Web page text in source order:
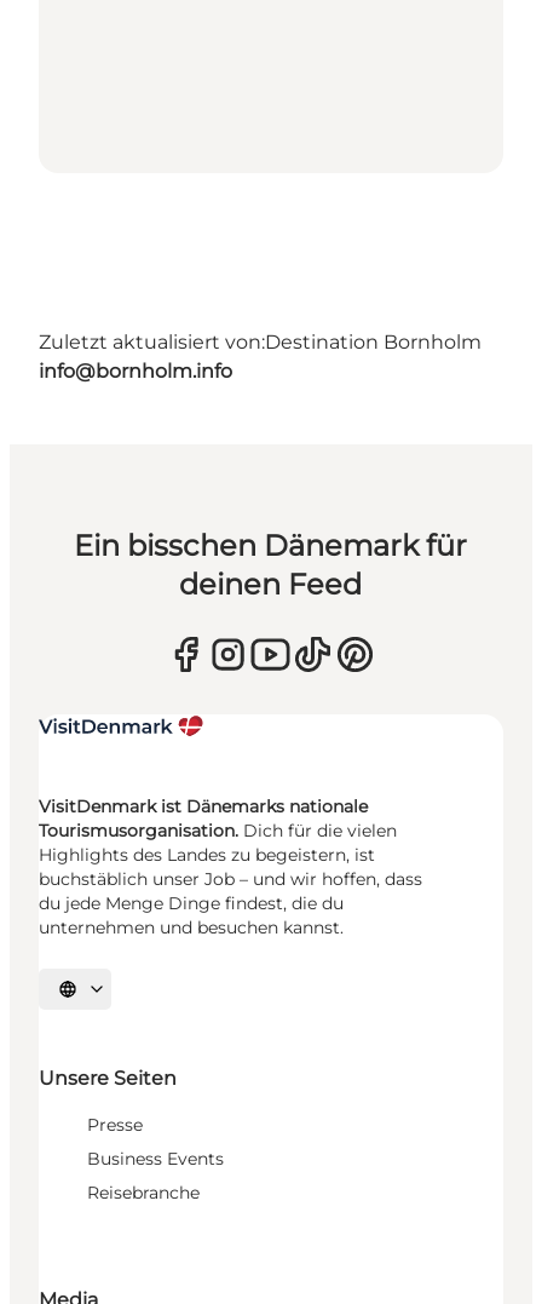
Zuletzt aktualisiert von:Destination Bornholm
info@bornholm.info
Ein bisschen Dänemark für
deinen Feed
VisitDenmark ist Dänemarks nationale
Tourismusorganisation. Dich für die vielen
Highlights des Landes zu begeistern, ist
buchstäblich unser Job – und wir hoffen, dass
du jede Menge Dinge findest, die du
unternehmen und besuchen kannst.
Sprache auswählen
Unsere Seiten
Presse
Business Events
Reisebranche